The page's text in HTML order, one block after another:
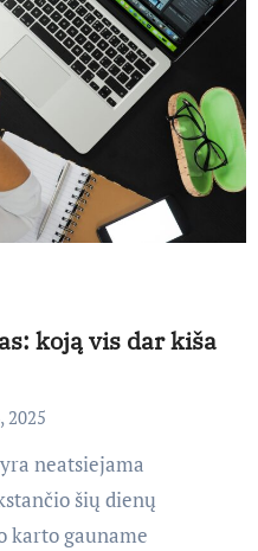
koją vis dar kiša
2025
neatsiejama
šių dienų
karto gauname